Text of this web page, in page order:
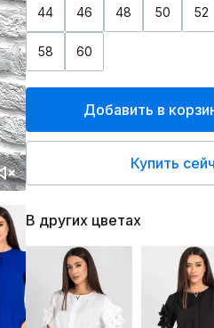
44 46 48 50 52
58 60
Добавить в
Купить
В других цветах